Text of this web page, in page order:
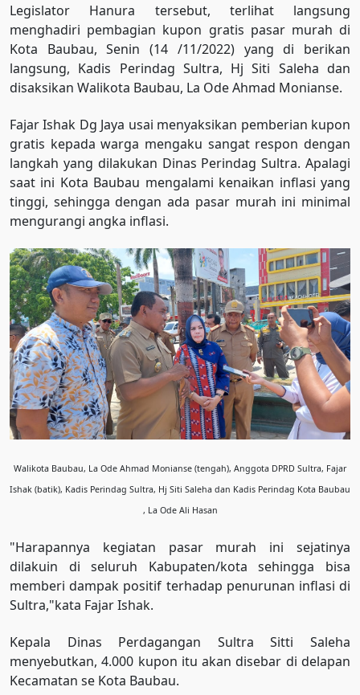
Legislator Hanura tersebut, terlihat langsung
menghadiri pembagian kupon gratis pasar murah di
Kota Baubau, Senin (14 /11/2022) yang di berikan
langsung, Kadis Perindag Sultra, Hj Siti Saleha dan
disaksikan Walikota Baubau, La Ode Ahmad Monianse.
Fajar Ishak Dg Jaya usai menyaksikan pemberian kupon
gratis kepada warga mengaku sangat respon dengan
langkah yang dilakukan Dinas Perindag Sultra. Apalagi
saat ini Kota Baubau mengalami kenaikan inflasi yang
tinggi, sehingga dengan ada pasar murah ini minimal
mengurangi angka inflasi.
Walikota Baubau, La Ode Ahmad Monianse (tengah), Anggota DPRD Sultra, Fajar
Ishak (batik), Kadis Perindag Sultra, Hj Siti Saleha dan Kadis Perindag Kota Baubau
, La Ode Ali Hasan
"Harapannya kegiatan pasar murah ini sejatinya
dilakuin di seluruh Kabupaten/kota sehingga bisa
memberi dampak positif terhadap penurunan inflasi di
Sultra,"kata Fajar Ishak.
Kepala Dinas Perdagangan Sultra Sitti Saleha
menyebutkan, 4.000 kupon itu akan disebar di delapan
Kecamatan se Kota Baubau.